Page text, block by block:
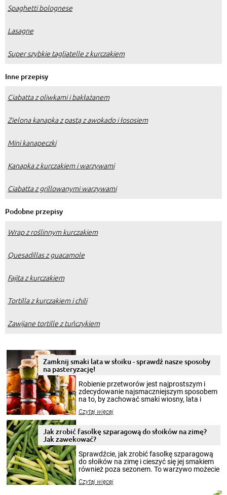
Spaghetti bolognese
Lasagne
Super szybkie tagliatelle z kurczakiem
Inne przepisy
Ciabatta z oliwkami i bakłażanem
Zielona kanapka z pastą z awokado i łososiem
Mini kanapeczki
Kanapka z kurczakiem i warzywami
Ciabatta z grillowanymi warzywami
Podobne przepisy
Wrap z roślinnym kurczakiem
Quesadillas z guacamole
Fajita z kurczakiem
Tortilla z kurczakiem i chili
Zawijane tortille z tuńczykiem
Zamknij smaki lata w słoiku - sprawdź nasze sposoby
na pasteryzację!
Robienie przetworów jest najprostszym i
zdecydowanie najsmaczniejszym sposobem
na to, by zachować smaki wiosny, lata i
krajobrazów, by cieszyć nimi oko w sezonie
pełni poczuć atmosferę cieplejszych
miesięcy. Przygotowanie słoików ze
patenty, które pozwolą zachować świeżość
przetworów.
Czytaj więcej
Jak zrobić fasolkę szparagową do słoików na zimę?
Jak zawekować?
Sprawdźcie, jak zrobić fasolkę szparagową
do słoików na zimę i cieszyć się jej smakiem
również poza sezonem. To warzywo możecie
nasze propozycje!
Czytaj więcej